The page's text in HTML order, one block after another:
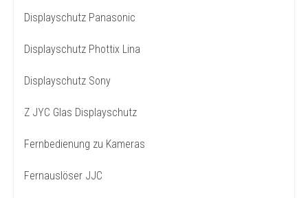
Displayschutz Panasonic
Displayschutz Phottix Lina
Displayschutz Sony
Z JYC Glas Displayschutz
Fernbedienung zu Kameras
Fernauslöser JJC